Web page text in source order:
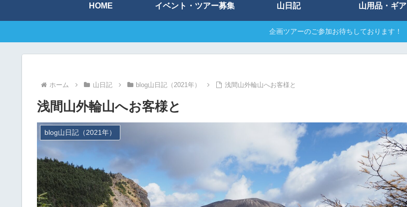
HOME イベント・ツアー募集 山日記 山用品・ギア
企画ツアーのご参加お待ちしております！
ホーム 山日記 blog山日記（2021年） 浅間山外輪山へお客様と
浅間山外輪山へお客様と
blog山日記（2021年）